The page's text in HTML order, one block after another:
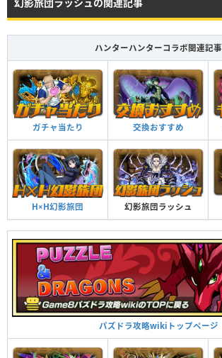
ハンターハンターコラボ関連記事
ガチャ当たり 交換おすすめ
H×H幻影旅団 幻影旅団ラッシュ
パズドラ攻略wikiトップページ